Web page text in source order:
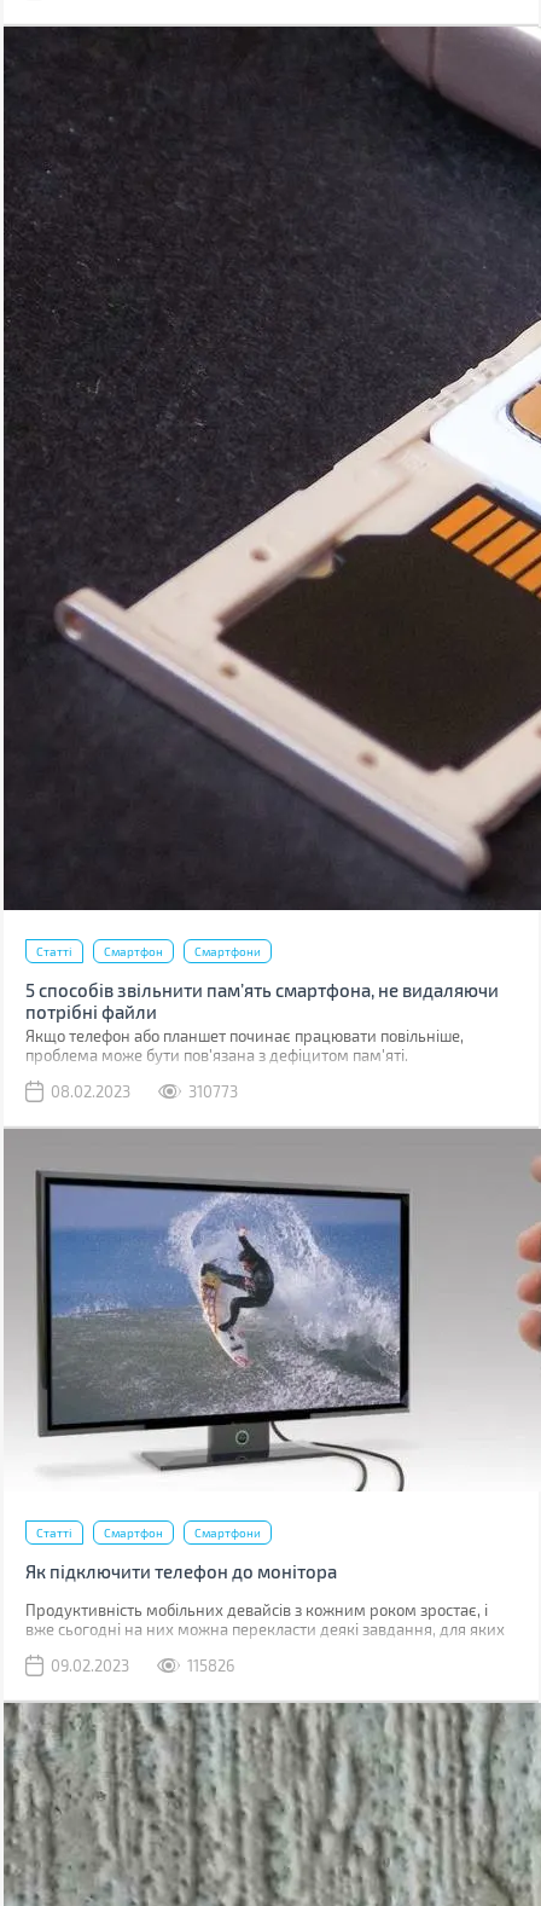
Статті Смартфон Смартфони
5 способів звільнити пам’ять смартфона, не видаляючи
потрібні файли
Якщо телефон або планшет починає працювати повільніше,
проблема може бути пов'язана з дефіцитом пам'яті.
08.02.2023
310773
Статті Смартфон Смартфони
Як підключити телефон до монітора
Продуктивність мобільних девайсів з кожним роком зростає, і
вже сьогодні на них можна перекласти деякі завдання, для яких
09.02.2023
115826